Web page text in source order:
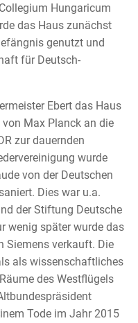
Hungaricum
das Haus zunächst
genutzt und
für Deutsch-
Ebert das Haus
Max Planck an die
zur dauernden
wurde
von der Deutschen
Dies war u.a.
der Stiftung Deutsche
wenig später wurde das
Siemens verkauft. Die
als wissenschaftliches
des Westflügels
Tode im Jahr 2015